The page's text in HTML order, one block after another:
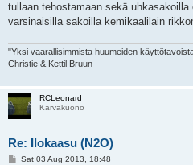
tullaan tehostamaan sekä
varsinaisilla sakoilla kemikaalilain
"Yksi vaarallisimmista huumeiden
Christie & Kettil Bruun
RCLeonard
Karvakuono
Re: Ilokaasu (N2O)
PSat 03 Aug 2013, 18:48